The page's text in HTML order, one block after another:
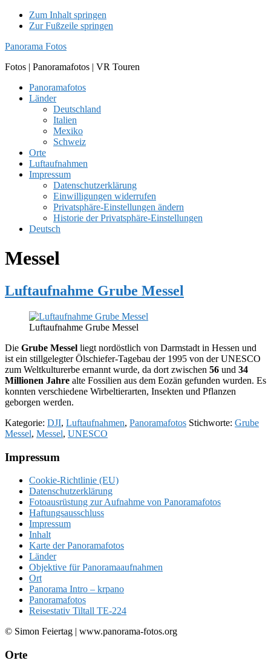
Zum Inhalt springen
Zur Fußzeile springen
Panorama Fotos
Fotos | Panoramafotos | VR Touren
Panoramafotos
Länder
Deutschland
Italien
Mexiko
Schweiz
Orte
Luftaufnahmen
Impressum
Datenschutzerklärung
Einwilligungen widerrufen
Privatsphäre-Einstellungen ändern
Historie der Privatsphäre-Einstellungen
Deutsch
Messel
Luftaufnahme Grube Messel
Luftaufnahme Grube Messel
Die Grube Messel liegt nordöstlich von Darmstadt in Hessen und
ist ein stillgelegter Ölschiefer-Tagebau der 1995 von der UNESCO
zum Weltkulturerbe ernannt wurde, da dort zwischen 56 und 34
Millionen Jahre alte Fossilien aus dem Eozän gefunden wurden. Es
konnten verschiedene Wirbeltierarten, Insekten und Pflanzen
geborgen werden.
Kategorie: DJI, Luftaufnahmen, Panoramafotos Stichworte: Grube
Messel, Messel, UNESCO
Footer
Impressum
Cookie-Richtlinie (EU)
Datenschutzerklärung
Fotoausrüstung zur Aufnahme von Panoramafotos
Haftungsausschluss
Impressum
Inhalt
Karte der Panoramafotos
Länder
Objektive für Panoramaaufnahmen
Ort
Panorama Intro – krpano
Panoramafotos
Reisestativ Tiltall TE-224
© Simon Feiertag | www.panorama-fotos.org
Orte